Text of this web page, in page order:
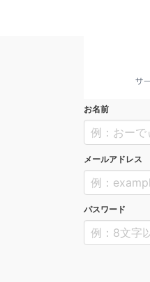
お名前
メールアドレス
パスワード